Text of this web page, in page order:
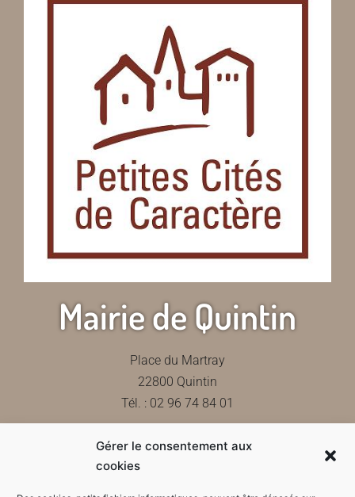
Gérer le consentement aux
cookies
Mairie de Quintin
Place du Martray
22800 Quintin
Tél. : 02 96 74 84 01
Contactez-nous